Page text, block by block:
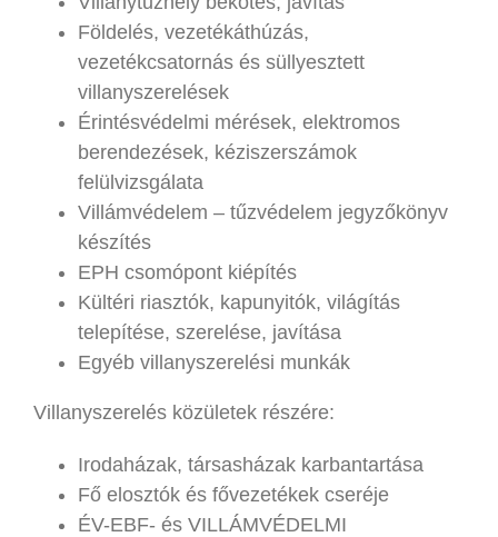
Földelés, vezetékáthúzás,
vezetékcsatornás és süllyesztett
villanyszerelések
Érintésvédelmi mérések, elektromos
berendezések, kéziszerszámok
felülvizsgálata
Villámvédelem – tűzvédelem jegyzőkönyv
készítés
EPH csomópont kiépítés
Kültéri riasztók, kapunyitók, világítás
telepítése, szerelése, javítása
Egyéb villanyszerelési munkák
Villanyszerelés közületek részére:
Irodaházak, társasházak karbantartása
Fő elosztók és fővezetékek cseréje
ÉV-EBF- és VILLÁMVÉDELMI